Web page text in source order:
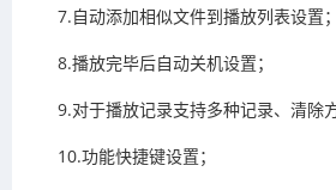
7.自动添加相似文件到播放列表设置；
8.播放完毕后自动关机设置；
9.对于播放记录支持多种记录、清除
10.功能快捷键设置；